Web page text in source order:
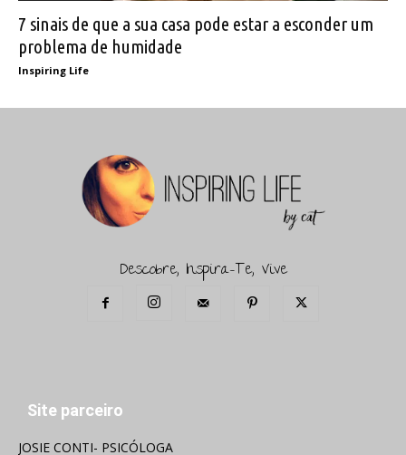
7 sinais de que a sua casa pode estar a esconder um
problema de humidade
Inspiring Life
Descobre, Inspira-Te, Vive
Site parceiro
JOSIE CONTI- PSICÓLOGA